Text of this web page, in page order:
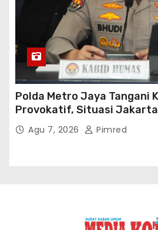
Polda Metro Jaya Tangani
Provokatif, Situasi
Agu 7, 2026 Pimred